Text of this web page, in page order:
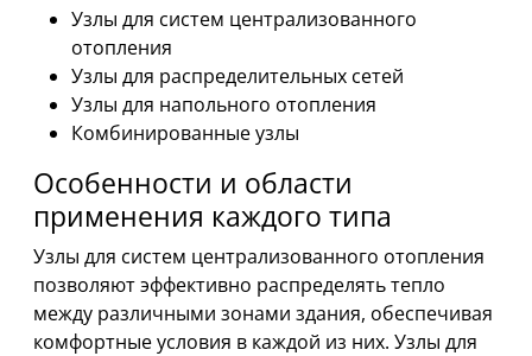
Узлы для систем централизованного
отопления
Узлы для распределительных сетей
Узлы для напольного отопления
Комбинированные узлы
Особенности и области
применения каждого типа
Узлы для систем централизованного отопления
позволяют эффективно распределять тепло
между различными зонами здания, обеспечивая
комфортные условия в каждой из них. Узлы для